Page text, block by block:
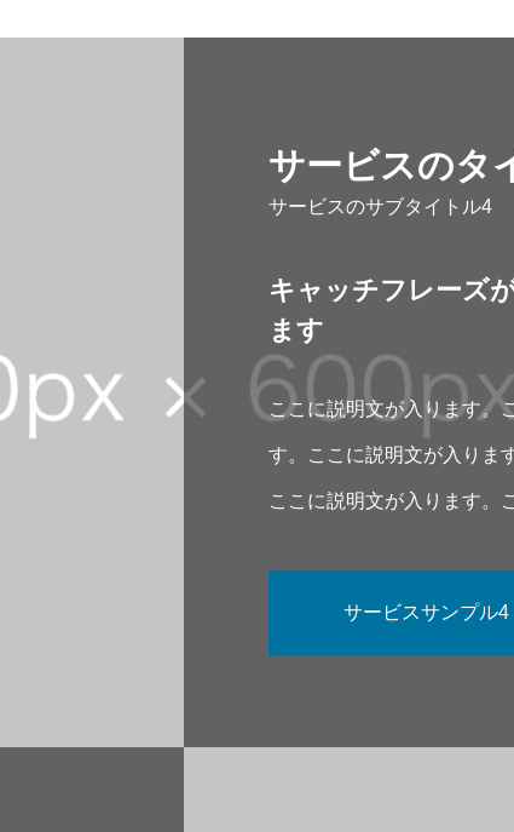
サービスのタ
サービスのサブタイトル4
キャッチフレーズ
ます
ここに説明文が入ります。
す。ここに説明文が入ります
ここに説明文が入ります。
サービスサンプル4